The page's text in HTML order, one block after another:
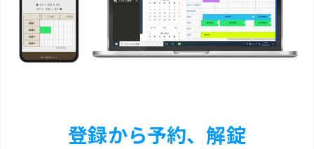
登録から予約、解錠